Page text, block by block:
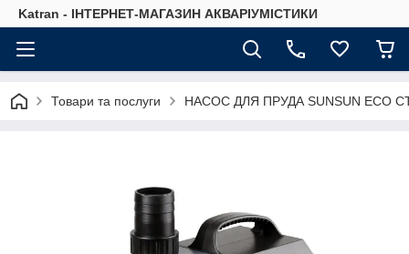
Katran - ІНТЕРНЕТ-МАГАЗИН АКВАРІУМІСТИКИ
Товари та послуги НАСОС ДЛЯ ПРУДА SUNSUN ECO